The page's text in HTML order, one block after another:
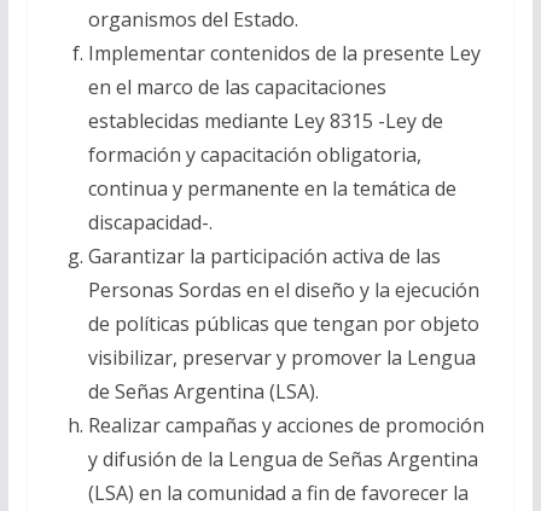
organismos del Estado.
Implementar contenidos de la presente Ley
en el marco de las capacitaciones
establecidas mediante Ley 8315 -Ley de
formación y capacitación obligatoria,
continua y permanente en la temática de
discapacidad-.
Garantizar la participación activa de las
Personas Sordas en el diseño y la ejecución
de políticas públicas que tengan por objeto
visibilizar, preservar y promover la Lengua
de Señas Argentina (LSA).
Realizar campañas y acciones de promoción
y difusión de la Lengua de Señas Argentina
(LSA) en la comunidad a fin de favorecer la